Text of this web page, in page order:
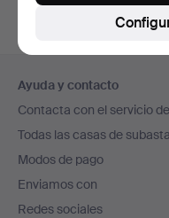
en
el
pie
de
página
Ayuda y contacto
Contacta con el servicio
Todas las casas de
Modos de pago
Enviamos con
Redes sociales